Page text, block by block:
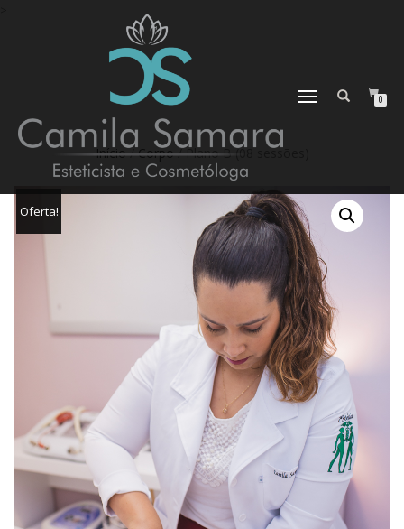
ALTERNAR
0
Início/Corpo/ Plano B (08 sessões)
Oferta!